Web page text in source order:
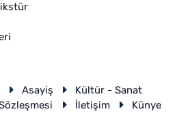
Asayiş
Kültür - Sanat
İletişim Künye